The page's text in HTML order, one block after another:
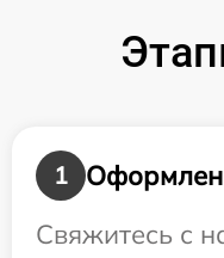
1
Свяжитесь с